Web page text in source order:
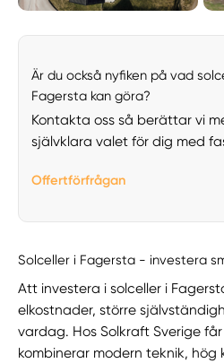
Är du också nyfiken på vad
Fagersta kan göra?
Kontakta oss så berättar vi
självklara valet för dig med
Offertförfrågan
Solceller i Fagersta - investera
Att investera i solceller i
elkostnader, större
vardag. Hos Solkraft Sverige
kombinerar modern teknik,